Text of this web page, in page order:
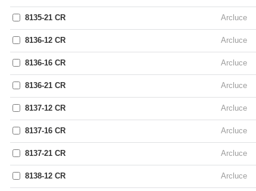
8135-21 CR Arcluce
8136-12 CR Arcluce
8136-16 CR Arcluce
8136-21 CR Arcluce
8137-12 CR Arcluce
8137-16 CR Arcluce
8137-21 CR Arcluce
8138-12 CR Arcluce